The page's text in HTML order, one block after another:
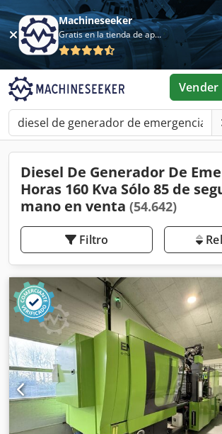
Machineseeker
Gratis en la tienda de aplicaciones
Vender
Diesel De Generador De
Horas 160 Kva Sólo 85 de
mano en venta (54.642)
Filtro